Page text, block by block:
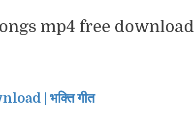
mp4 free download
| भक्ति गीत